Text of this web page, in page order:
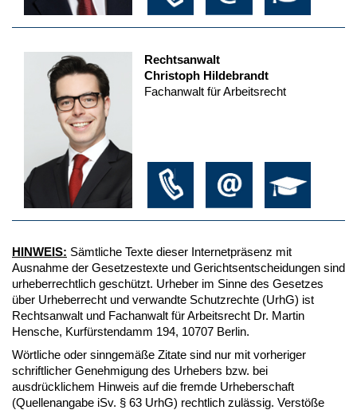
Rechtsanwalt
Christoph Hildebrandt
Fachanwalt für Arbeitsrecht
HINWEIS: Sämtliche Texte dieser Internetpräsenz mit
Ausnahme der Gesetzestexte und Gerichtsentscheidungen sind
urheberrechtlich geschützt. Urheber im Sinne des Gesetzes
über Urheberrecht und verwandte Schutzrechte (UrhG) ist
Rechtsanwalt und Fachanwalt für Arbeitsrecht Dr. Martin
Hensche, Kurfürstendamm 194, 10707 Berlin.
Wörtliche oder sinngemäße Zitate sind nur mit vorheriger
schriftlicher Genehmigung des Urhebers bzw. bei
ausdrücklichem Hinweis auf die fremde Urheberschaft
(Quellenangabe iSv. § 63 UrhG) rechtlich zulässig. Verstöße